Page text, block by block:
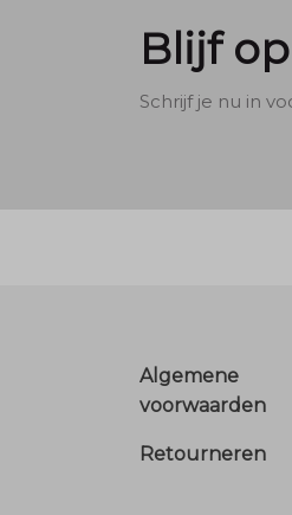
Blijf
Schrijf je nu in
Footer
Algemene
voorwaarden
Retourneren